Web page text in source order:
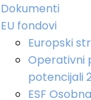
Dokumenti
EU fondovi
Europski
Operativni
potencijali
ESF